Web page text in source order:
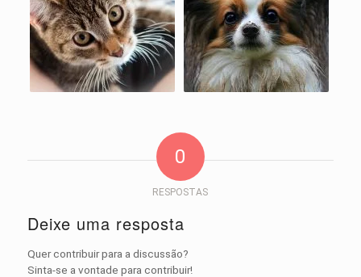
0
RESPOSTAS
Deixe uma resposta
Quer contribuir para a discussão?
Sinta-se a vontade para contribuir!